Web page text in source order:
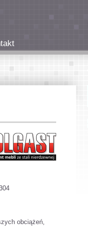
obciążeń,